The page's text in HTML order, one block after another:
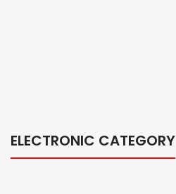
ELECTRONIC CATEGORY